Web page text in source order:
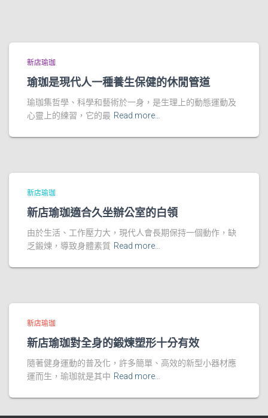
新店瑜珈
瑜珈是現代人一種養生保健的休閒管道
瑜珈集哲學、科學和藝術於一身，是生理上的動態運動及
心靈上的練習，它的最 Read more…
新店瑜珈
新店瑜珈適合久坐辦公室的白領
由於生活、工作壓力大，現代人會長期保持一個動作，缺
乏鍛煉，導致身體素質 Read more…
新店瑜珈
新店瑜珈對全身的鍛煉塑形十分有效
隨著健身運動的普及化，許多簡單、高效的新型小器材應
運而生，瑜珈就是其中 Read more…